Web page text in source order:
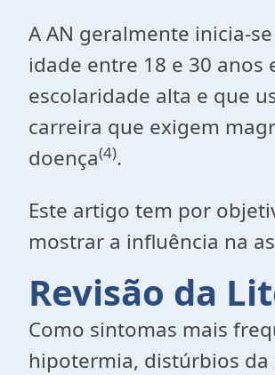
A AN geralmente inicia-
idade entre 18 e 30
escolaridade alta e que
carreira que exigem
doença(4).
Este artigo tem por
mostrar a influência na
Revisão da
Como sintomas mais
hipotermia, distúrbios